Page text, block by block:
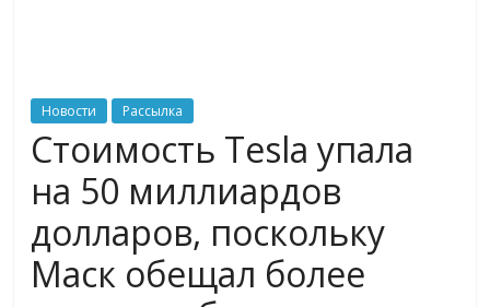
логистике,
технологиях,
соцсетях
Портал
Новости Рассылка
Стоимость Tesla упала
на 50 миллиардов
долларов, поскольку
Маск обещал более